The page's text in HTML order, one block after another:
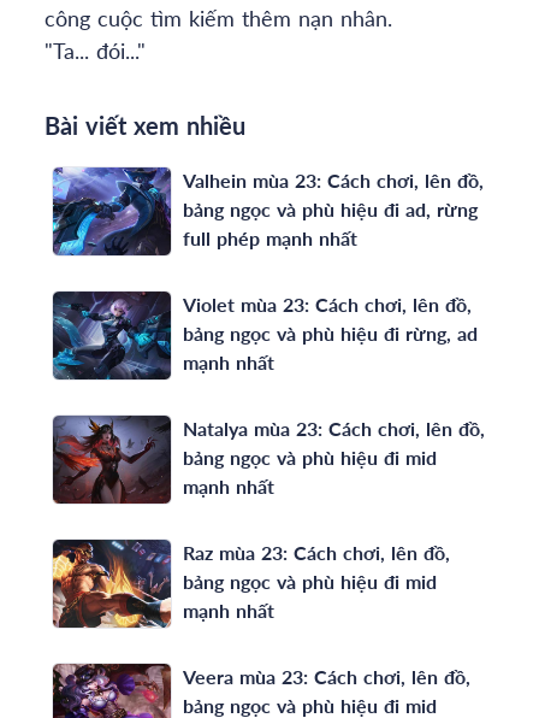
công cuộc tìm kiếm thêm nạn nhân.
"Ta... đói..."
Bài viết xem nhiều
Valhein mùa 23: Cách chơi, lên đồ,
bảng ngọc và phù hiệu đi ad, rừng
full phép mạnh nhất
Violet mùa 23: Cách chơi, lên đồ,
bảng ngọc và phù hiệu đi rừng, ad
mạnh nhất
Natalya mùa 23: Cách chơi, lên đồ,
bảng ngọc và phù hiệu đi mid
mạnh nhất
Raz mùa 23: Cách chơi, lên đồ,
bảng ngọc và phù hiệu đi mid
mạnh nhất
Veera mùa 23: Cách chơi, lên đồ,
bảng ngọc và phù hiệu đi mid